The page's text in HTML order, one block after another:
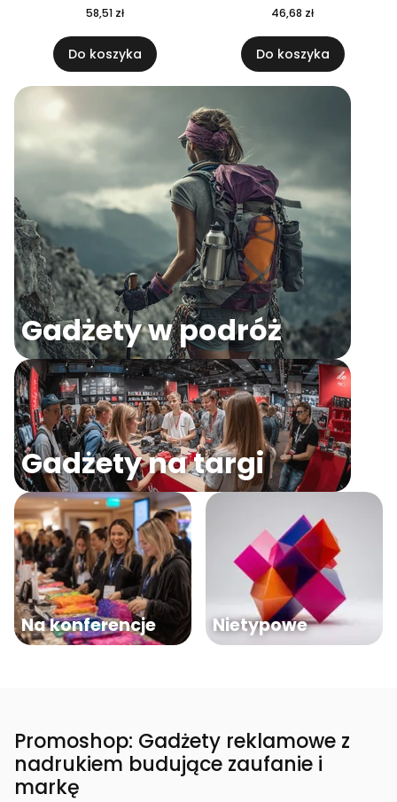
58,51 zł
Do koszyka
46,68 zł
Do koszyka
Gadżety w podróż
Gadżety na targi
Na konferencje Nietypowe
Promoshop: Gadżety reklamowe z
nadrukiem budujące zaufanie i
markę